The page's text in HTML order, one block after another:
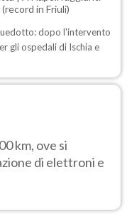
in Friuli)
dopo l'intervento
gli ospedali di Ischia e
km, ove si
di elettroni e